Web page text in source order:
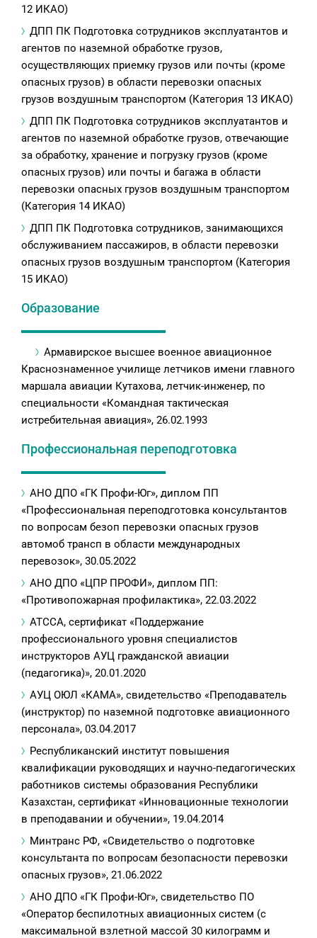
12 ИКАО)
ДПП ПК Подготовка сотрудников эксплуатантов и
агентов по наземной обработке грузов,
осуществляющих приемку грузов или почты (кроме
опасных грузов) в области перевозки опасных
грузов воздушным транспортом (Категория 13 ИКАО)
ДПП ПК Подготовка сотрудников эксплуатантов и
агентов по наземной обработке грузов, отвечающие
за обработку, хранение и погрузку грузов (кроме
опасных грузов) или почты и багажа в области
перевозки опасных грузов воздушным транспортом
(Категория 14 ИКАО)
ДПП ПК Подготовка сотрудников, занимающихся
обслуживанием пассажиров, в области перевозки
опасных грузов воздушным транспортом (Категория
15 ИКАО)
Образование
Армавирское высшее военное авиационное
Краснознаменное училище летчиков имени главного
маршала авиации Кутахова, летчик-инженер, по
специальности «Командная тактическая
истребительная авиация», 26.02.1993
Профессиональная переподготовка
АНО ДПО «ГК Профи-Юг», диплом ПП
«Профессиональная переподготовка консультантов
по вопросам безоп перевозки опасных грузов
автомоб трансп в области международных
перевозок», 30.05.2022
АНО ДПО «ЦПР ПРОФИ», диплом ПП:
«Противопожарная профилактика», 22.03.2022
АТССА, сертификат «Поддержание
профессионального уровня специалистов
инструкторов АУЦ гражданской авиации
(педагогика)», 20.01.2020
АУЦ ОЮЛ «КАМА», свидетельство «Преподаватель
(инструктор) по наземной подготовке авиационного
персонала», 03.04.2017
Республиканский институт повышения
квалификации руководящих и научно-педагогических
работников системы образования Республики
Казахстан, сертификат «Инновационные технологии
в преподавании и обучении», 19.04.2014
Минтранс РФ, «Свидетельство о подготовке
консультанта по вопросам безопасности перевозки
опасных грузов», 21.06.2022
АНО ДПО «ГК Профи-Юг», свидетельство ПО
«Оператор беспилотных авиационных систем (с
максимальной взлетной массой 30 килограмм и